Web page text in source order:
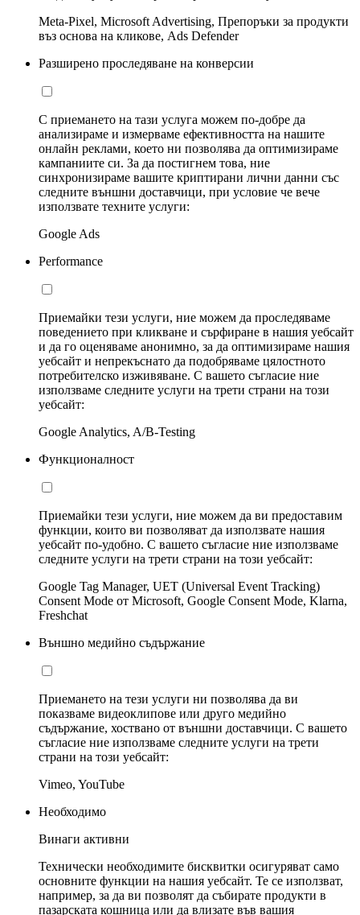
Meta-Pixel, Microsoft Advertising, Препоръки за продукти
въз основа на кликове, Ads Defender
Разширено проследяване на конверсии
С приемането на тази услуга можем по-добре да
анализираме и измерваме ефективността на нашите
онлайн реклами, което ни позволява да оптимизираме
кампаниите си. За да постигнем това, ние
синхронизираме вашите криптирани лични данни със
следните външни доставчици, при условие че вече
използвате техните услуги:
Google Ads
Performance
Приемайки тези услуги, ние можем да проследяваме
поведението при кликване и сърфиране в нашия уебсайт
и да го оценяваме анонимно, за да оптимизираме нашия
уебсайт и непрекъснато да подобряваме цялостното
потребителско изживяване. С вашето съгласие ние
използваме следните услуги на трети страни на този
уебсайт:
Google Analytics, A/B-Testing
Функционалност
Приемайки тези услуги, ние можем да ви предоставим
функции, които ви позволяват да използвате нашия
уебсайт по-удобно. С вашето съгласие ние използваме
следните услуги на трети страни на този уебсайт:
Google Tag Manager, UET (Universal Event Tracking)
Consent Mode от Microsoft, Google Consent Mode, Klarna,
Freshchat
Външно медийно съдържание
Приемането на тези услуги ни позволява да ви
показваме видеоклипове или друго медийно
съдържание, хоствано от външни доставчици. С вашето
съгласие ние използваме следните услуги на трети
страни на този уебсайт:
Vimeo, YouTube
Необходимо
Винаги активни
Технически необходимите бисквитки осигуряват само
основните функции на нашия уебсайт. Те се използват,
например, за да ви позволят да събирате продукти в
пазарската кошница или да влизате във вашия